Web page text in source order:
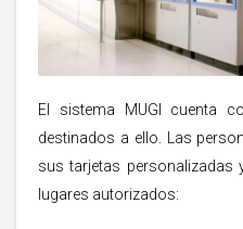
El sistema MUGI cuenta
destinados a ello. Las
sus tarjetas personalizadas
lugares autorizados: